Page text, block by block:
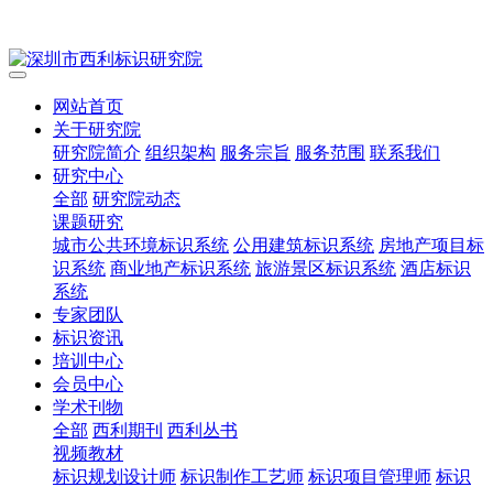
网站首页
关于研究院
研究院简介 组织架构 服务宗旨 服务范围 联系我们
研究中心
全部 研究院动态
课题研究
城市公共环境标识系统 公用建筑标识系统 房地产项目标
识系统 商业地产标识系统 旅游景区标识系统 酒店标识
系统
专家团队
标识资讯
培训中心
会员中心
学术刊物
全部 西利期刊 西利丛书
视频教材
标识规划设计师 标识制作工艺师 标识项目管理师 标识